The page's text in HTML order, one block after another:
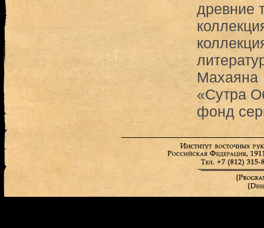
древние
Махаяна
«Сутра
фонд